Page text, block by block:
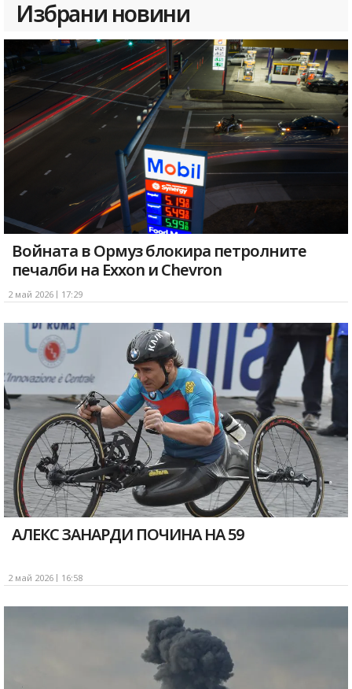
Избрани новини
Войната в Ормуз блокира петролните
печалби на Exxon и Chevron
2 май 2026 17:29
АЛЕКС ЗАНАРДИ ПОЧИНА НА 59
2 май 2026 16:58